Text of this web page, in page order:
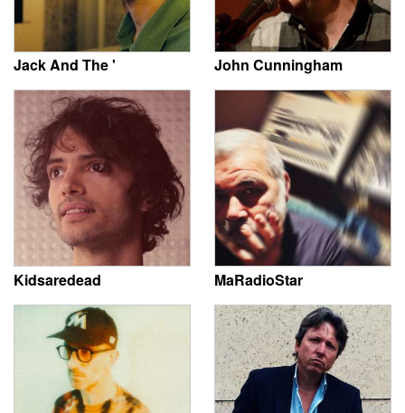
Jack And The ' John Cunningham
Kidsaredead MaRadioStar